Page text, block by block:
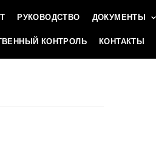
РУКОВОДСТВО ДОКУМЕНТЫ
КОНТРОЛЬ КОНТАКТЫ